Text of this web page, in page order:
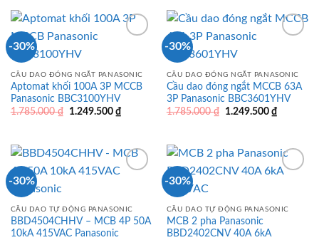
2.779.000 ₫.
-30%
CẦU DAO ĐÓNG NGẮT PANASONIC
Aptomat khối 100A 3P MCCB
Panasonic BBC3100YHV
1.785.000₫
Giá
1.249.500 ₫Giá
1.249.500 ₫.
-30%
CẦU DAO ĐÓNG NGẮT PANASONIC
Cầu dao đóng ngắt MCCB 63A
3P Panasonic BBC3601YHV
1.785.000₫
Giá
1.249.500 ₫Giá
-30%
CẦU DAO TỰ ĐỘNG PANASONIC
BBD4504CHHV – MCB 4P 50A
10kA 415VAC Panasonic
-30%
CẦU DAO TỰ ĐỘNG PANASONIC
MCB 2 pha Panasonic
BBD2402CNV 40A 6kA